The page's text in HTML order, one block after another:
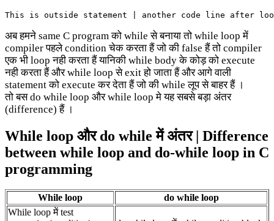
This is outside statement | another code line after
अब हमने same C program को while से बनाया तो while loop में
compiler पहले condition चेक करता हैं जो की false हैं तो compiler
एक भी loop नही करता हैं यानिकी while body के कोड़ को execute
नही करता हैं और while loop से exit हो जाता हैं और आगे वाली
statement को execute कर देता हैं जो की while लूप से बाहर हैं ।
तो बस do while loop और while loop मे यह सबसे बड़ा अंतर
(difference) हैं ।
While loop और do while में अंतर | Difference
between while loop and do-while loop in C
programming
While loop
do while loop
While loop में test